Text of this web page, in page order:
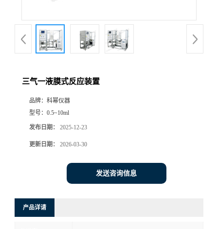
三气一液膜式反应装置
品牌： 科幂仪器
型号： 0.5~10ml
发布日期： 2025-12-23
更新日期： 2026-03-30
发送咨询信息
产品详请